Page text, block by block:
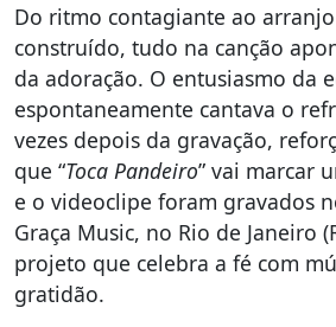
Do ritmo contagiante ao
construído, tudo na canção
da adoração. O entusiasmo da
espontaneamente cantava o
vezes depois da gravação,
que “Toca Pandeiro” vai marcar
e o videoclipe foram gravados
Graça Music, no Rio de Janeiro
projeto que celebra a fé com
gratidão.